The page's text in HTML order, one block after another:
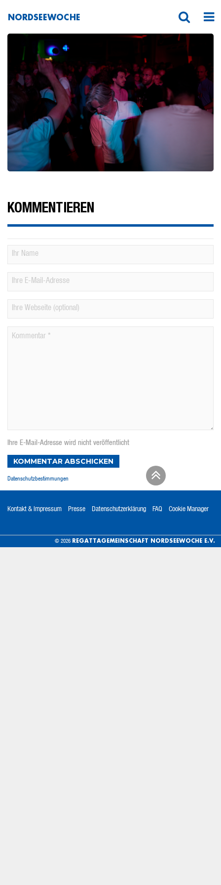
NORDSEEWOCHE
131A1408
KOMMENTIEREN
Ihre E-Mail-Adresse wird nicht veröffentlicht
KOMMENTAR ABSCHICKEN
Datenschutzbestimmungen
Kontakt & Impressum Presse Datenschutzerklärung FAQ Cookie Manager
© 2026 REGATTAGEMEINSCHAFT NORDSEEWOCHE E.V.